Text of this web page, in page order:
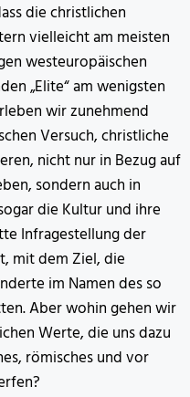
die christlichen
vielleicht am meisten
westeuropäischen
„Elite“ am wenigsten
wir zunehmend
Versuch, christliche
nicht nur in Bezug auf
sondern auch in
die Kultur und ihre
Infragestellung der
mit dem Ziel, die
im Namen des so
Aber wohin gehen wir
Werte, die uns dazu
römisches und vor